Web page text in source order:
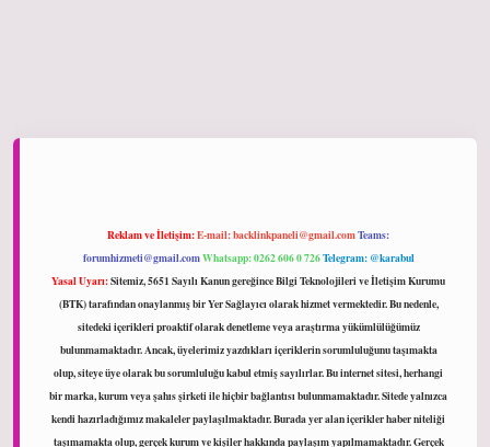
Reklam ve İletişim:E-mail:backlinkpaneli@gmail.comTeams:
forumhizmeti@gmail.comWhatsapp: 0262 606 0 726Telegram: @karabul
Yasal Uyarı:Sitemiz, 5651 Sayılı Kanun gereğince Bilgi Teknolojileri ve İletişim Kurumu
(BTK) tarafından onaylanmış bir Yer Sağlayıcı olarak hizmet vermektedir. Bu nedenle,
sitedeki içerikleri proaktif olarak denetleme veya araştırma yükümlülüğümüz
bulunmamaktadır. Ancak, üyelerimiz yazdıkları içeriklerin sorumluluğunu taşımakta
olup, siteye üye olarak bu sorumluluğu kabul etmiş sayılırlar. Bu internet sitesi, herhangi
bir marka, kurum veya şahıs şirketi ile hiçbir bağlantısı bulunmamaktadır. Sitede yalnızca
kendi hazırladığımız makaleler paylaşılmaktadır. Burada yer alan içerikler haber niteliği
taşımamakta olup, gerçek kurum ve kişiler hakkında paylaşım yapılmamaktadır. Gerçek